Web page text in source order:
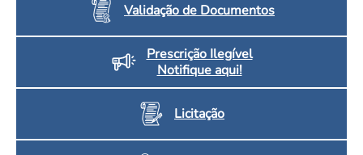
Validação de Documentos
Prescrição Ilegível
Notifique aqui!
Licitação